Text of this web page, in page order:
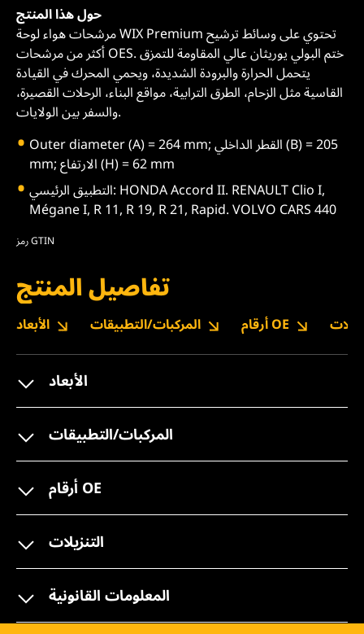
حول هذا المنتج
مرشحات هواء لوحة WIX Premium تحتوي على وسائط ترشيح
أكثر من مرشحات OES. ختم البولي يوريثان عالي المقاومة للتمزق
يتحمل الحرارة والبرودة الشديدة، ويحمي المحرك في القيادة
القاسية مثل الزحام، الطرق الترابية، مواقع البناء، الرحلات القصيرة،
والسفر بين الولايات.
Outer diameter (A) = 264 mm; القطر الداخلي (B) = 205
mm; الارتفاع (H) = 62 mm
التطبيق الرئيسي: HONDA Accord II. RENAULT Clio I,
Mégane I, R 11, R 19, R 21, Rapid. VOLVO CARS 440
رمز GTIN
تفاصيل المنتج
الأبعاد المركبات/التطبيقات أرقام OE
الأبعاد
المركبات/التطبيقات
أرقام OE
التنزيلات
المعلومات القانونية